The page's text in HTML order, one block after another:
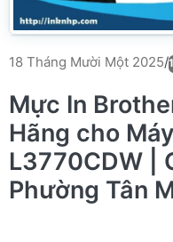
18 Tháng Mười Một 2025/
Mực In
Hãng cho
L3770CDW |
Phường Tân